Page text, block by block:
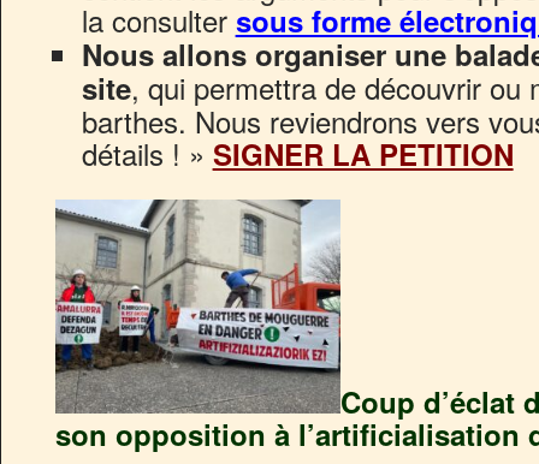
la consulter sous forme
Nous allons organiser une
site, qui permettra de découvrir ou
barthes. Nous reviendrons vers
détails ! » SIGNER LA PETITION
Coup d’éclat
son opposition à l’artificialisation